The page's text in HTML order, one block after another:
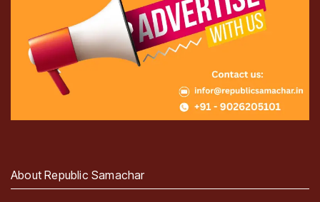
About Republic Samachar